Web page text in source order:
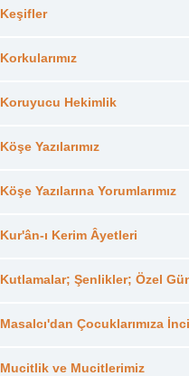
Keşifler
Korkularımız
Koruyucu Hekimlik
Köşe Yazılarımız
Köşe Yazılarına Yorumlarımız
Kur'ân-ı Kerim Âyetleri
Kutlamalar; Şenlikler; Özel
Masalcı'dan Çocuklarımıza
Mucitlik ve Mucitlerimiz